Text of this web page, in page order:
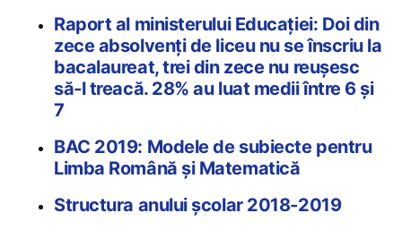
Raport al ministerului Educației: Doi din
zece absolvenți de liceu nu se înscriu la
bacalaureat, trei din zece nu reuşesc
să-l treacă. 28% au luat medii între 6 și
7
BAC 2019: Modele de subiecte pentru
Limba Română și Matematică
Structura anului școlar 2018-2019